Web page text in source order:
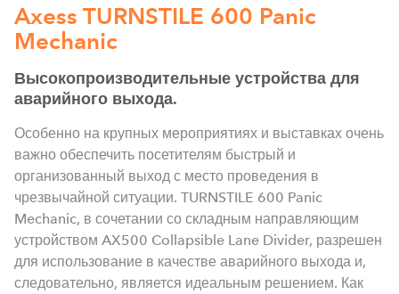
Axess TURNSTILE 600 Panic
Mechanic
Высокопроизводительные устройства для
аварийного выхода.
Особенно на крупных мероприятиях и выставках очень
важно обеспечить посетителям быстрый и
организованный выход с место проведения в
чрезвычайной ситуации. TURNSTILE 600 Panic
Mechanic, в сочетании со складным направляющим
устройством AX500 Collapsible Lane Divider, разрешен
для использование в качестве аварийного выхода и,
следовательно, является идеальным решением. Как